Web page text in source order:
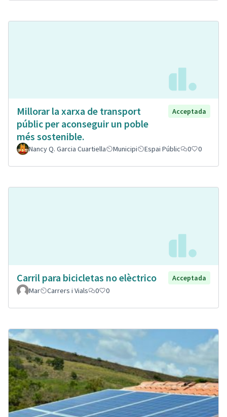
Millorar la xarxa de transport
públic per aconseguir un poble
més sostenible.
Acceptada
Nancy Q. Garcia Cuartiella Municipi Espai Públic 0 0
Carril para bicicletas no elèctrico
Acceptada
Mar
Carrers i Vials 0 0